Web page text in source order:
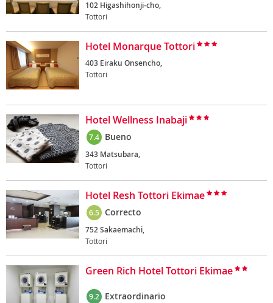
102 Higashihonji-cho,
Tottori
Hotel Monarque Tottori
403 Eiraku Onsencho,
Tottori
Hotel Wellness Inabaji
7.4 Bueno
343 Matsubara,
Tottori
Hotel Resh Tottori Ekimae
6.5 Correcto
752 Sakaemachi,
Tottori
Green Rich Hotel Tottori Ekimae
9.2 Extraordinario